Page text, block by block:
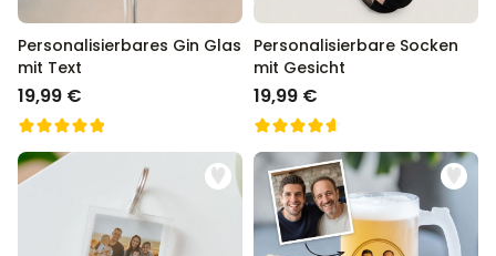
Personalisierbares Gin Glas
mit Text
19,99 €
Personalisierbare Socken
mit Gesicht
19,99 €